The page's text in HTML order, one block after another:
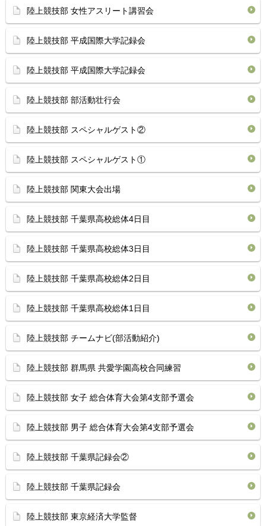
陸上競技部 女性アスリート講習会
陸上競技部 平成国際大学記録会
陸上競技部 平成国際大学記録会
陸上競技部 部活動壮行会
陸上競技部 スペシャルゲスト②
陸上競技部 スペシャルゲスト①
陸上競技部 関東大会出場
陸上競技部 千葉県高校総体4日目
陸上競技部 千葉県高校総体3日目
陸上競技部 千葉県高校総体2日目
陸上競技部 千葉県高校総体1日目
陸上競技部 チームナビ(部活動紹介)
陸上競技部 群馬県 共愛学園高校合同練習
陸上競技部 女子 総合体育大会第4支部予選会
陸上競技部 男子 総合体育大会第4支部予選会
陸上競技部 千葉県記録会②
陸上競技部 千葉県記録会
陸上競技部 東京経済大学監督